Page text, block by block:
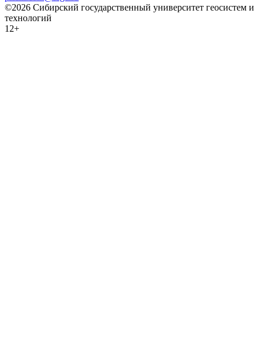
©2026 Сибирский государственный университет геосистем и
технологий
12+